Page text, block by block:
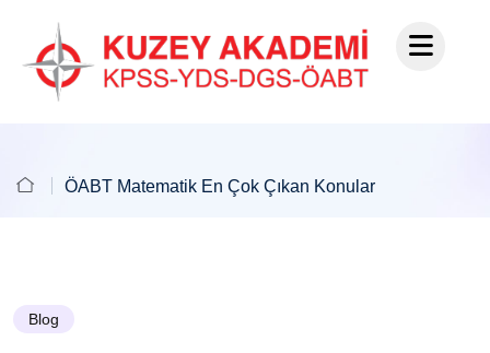
ÖABT Matematik En Çok Çıkan Konular
Blog